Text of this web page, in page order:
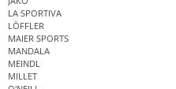
LA SPORTIVA
LÖFFLER
MAIER SPORTS
MANDALA
MEINDL
MILLET